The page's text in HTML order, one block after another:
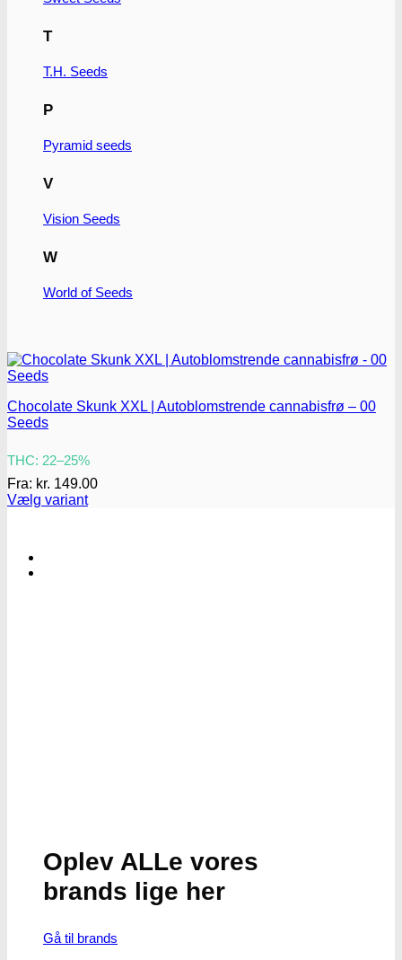
T
T.H. Seeds
P
Pyramid seeds
V
Vision Seeds
W
World of Seeds
Oplev ALLe vores
brands lige her
Gå til brands
Mulighederne
Chocolate Skunk XXL | Autoblomstrende cannabisfrø – 00
Seeds
THC: 22–25%
Fra: kr. 149.00
Vælg variant
flere
varianter.